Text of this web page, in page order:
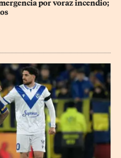
por voraz incendio;